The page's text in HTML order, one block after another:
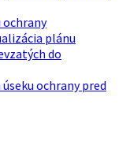
ochrany
plánu
do
ochrany pred